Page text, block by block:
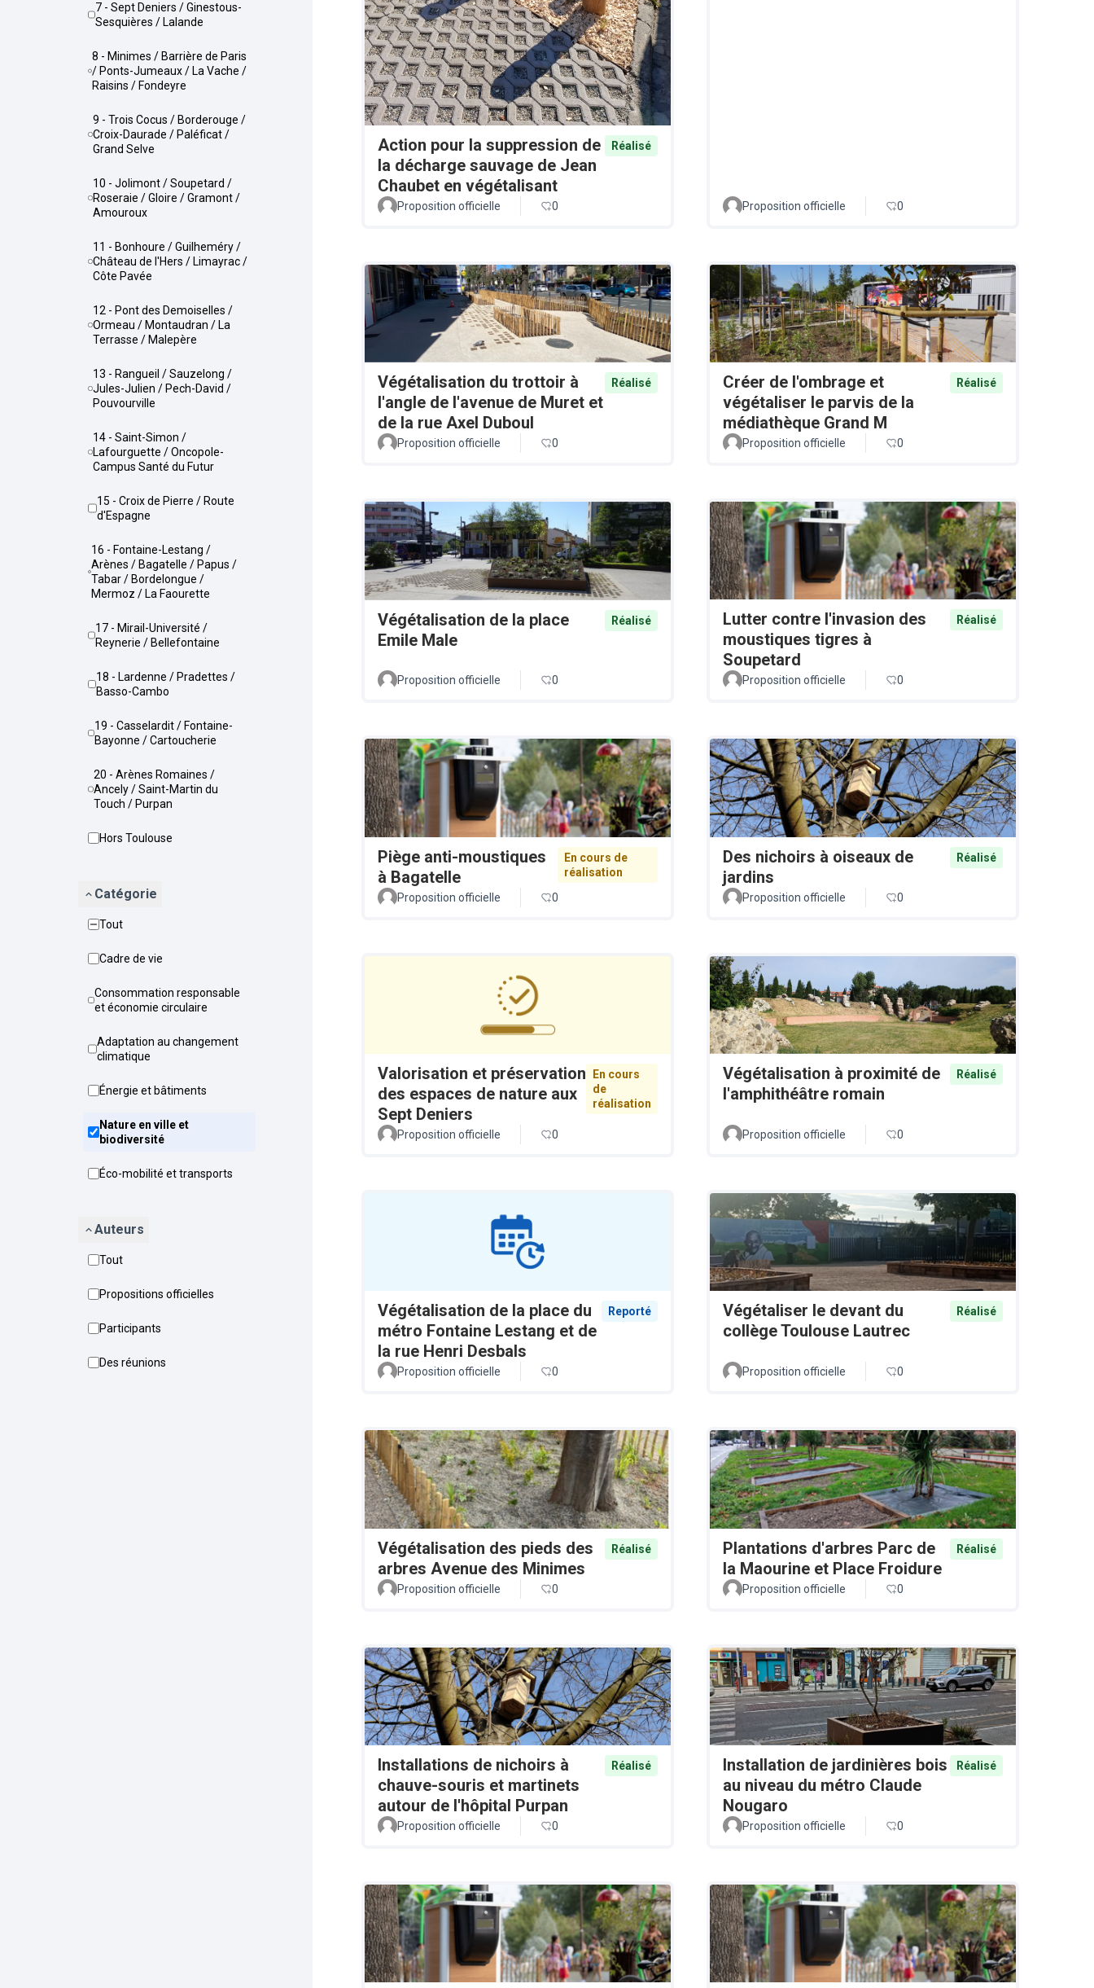
7 - Sept Deniers / Ginestous-
Sesquières / Lalande
8 - Minimes / Barrière de Paris
/ Ponts-Jumeaux / La Vache /
Raisins / Fondeyre
9 - Trois Cocus / Borderouge /
Croix-Daurade / Paléficat /
Grand Selve
10 - Jolimont / Soupetard /
Roseraie / Gloire / Gramont /
Amouroux
11 - Bonhoure / Guilheméry /
Château de l'Hers / Limayrac /
Côte Pavée
12 - Pont des Demoiselles /
Ormeau / Montaudran / La
Terrasse / Malepère
13 - Rangueil / Sauzelong /
Jules-Julien / Pech-David /
Pouvourville
14 - Saint-Simon /
Lafourguette / Oncopole-
Campus Santé du Futur
15 - Croix de Pierre / Route
d'Espagne
16 - Fontaine-Lestang /
Arènes / Bagatelle / Papus /
Tabar / Bordelongue /
Mermoz / La Faourette
17 - Mirail-Université /
Reynerie / Bellefontaine
18 - Lardenne / Pradettes /
Basso-Cambo
19 - Casselardit / Fontaine-
Bayonne / Cartoucherie
20 - Arènes Romaines /
Ancely / Saint-Martin du
Touch / Purpan
Hors Toulouse
Catégorie
Tout
Cadre de vie
Consommation responsable
et économie circulaire
Adaptation au changement
climatique
Énergie et bâtiments
Nature en ville et
biodiversité
Éco-mobilité et transports
Auteurs
Tout
Propositions officielles
Participants
Des réunions
Action pour la suppression de
la décharge sauvage de Jean
Chaubet en végétalisant
Réalisé
Proposition officielle 0 Proposition officielle 0
Végétalisation du trottoir à
l'angle de l'avenue de Muret et
de la rue Axel Duboul
Réalisé
Proposition officielle 0
Créer de l'ombrage et
végétaliser le parvis de la
médiathèque Grand M
Réalisé
Proposition officielle 0
Végétalisation de la place
Emile Male
Réalisé
Proposition officielle 0
Lutter contre l'invasion des
moustiques tigres à
Soupetard
Réalisé
Proposition officielle 0
Piège anti-moustiques
à Bagatelle
En cours de
réalisation
Proposition officielle
0
Des nichoirs à oiseaux de
jardins
Réalisé
Proposition officielle 0
Valorisation et préservation
des espaces de nature aux
Sept Deniers
En cours
de
réalisation
Proposition officielle 0
Végétalisation à proximité de
l'amphithéâtre romain
Réalisé
Proposition officielle 0
Végétalisation de la place du
métro Fontaine Lestang et de
la rue Henri Desbals
Reporté
Proposition officielle 0
Végétaliser le devant du
collège Toulouse Lautrec
Réalisé
Proposition officielle 0
Végétalisation des pieds des
arbres Avenue des Minimes
Réalisé
Proposition officielle 0
Plantations d'arbres Parc de
la Maourine et Place Froidure
Réalisé
Proposition officielle 0
Installations de nichoirs à
chauve-souris et martinets
autour de l'hôpital Purpan
Réalisé
Proposition officielle 0
Installation de jardinières bois
au niveau du métro Claude
Nougaro
Réalisé
Proposition officielle 0